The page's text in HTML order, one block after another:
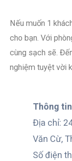
Nếu muốn 1
cho bạn. Với
cùng sạch sẽ.
nghiệm tuyệt vời
Thông
Địa chỉ:
Văn Cừ,
Số điện